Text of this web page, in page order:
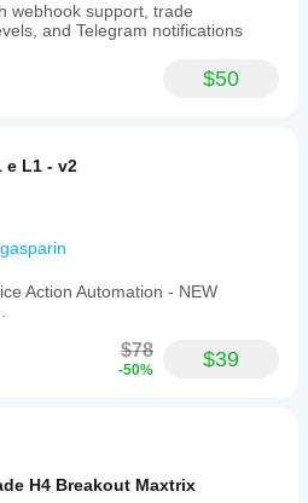
webhook support, trade
and Telegram notifications
$50
e L1 - v2
Action Automation - NEW
$78
-50% $39
H4 Breakout Maxtrix